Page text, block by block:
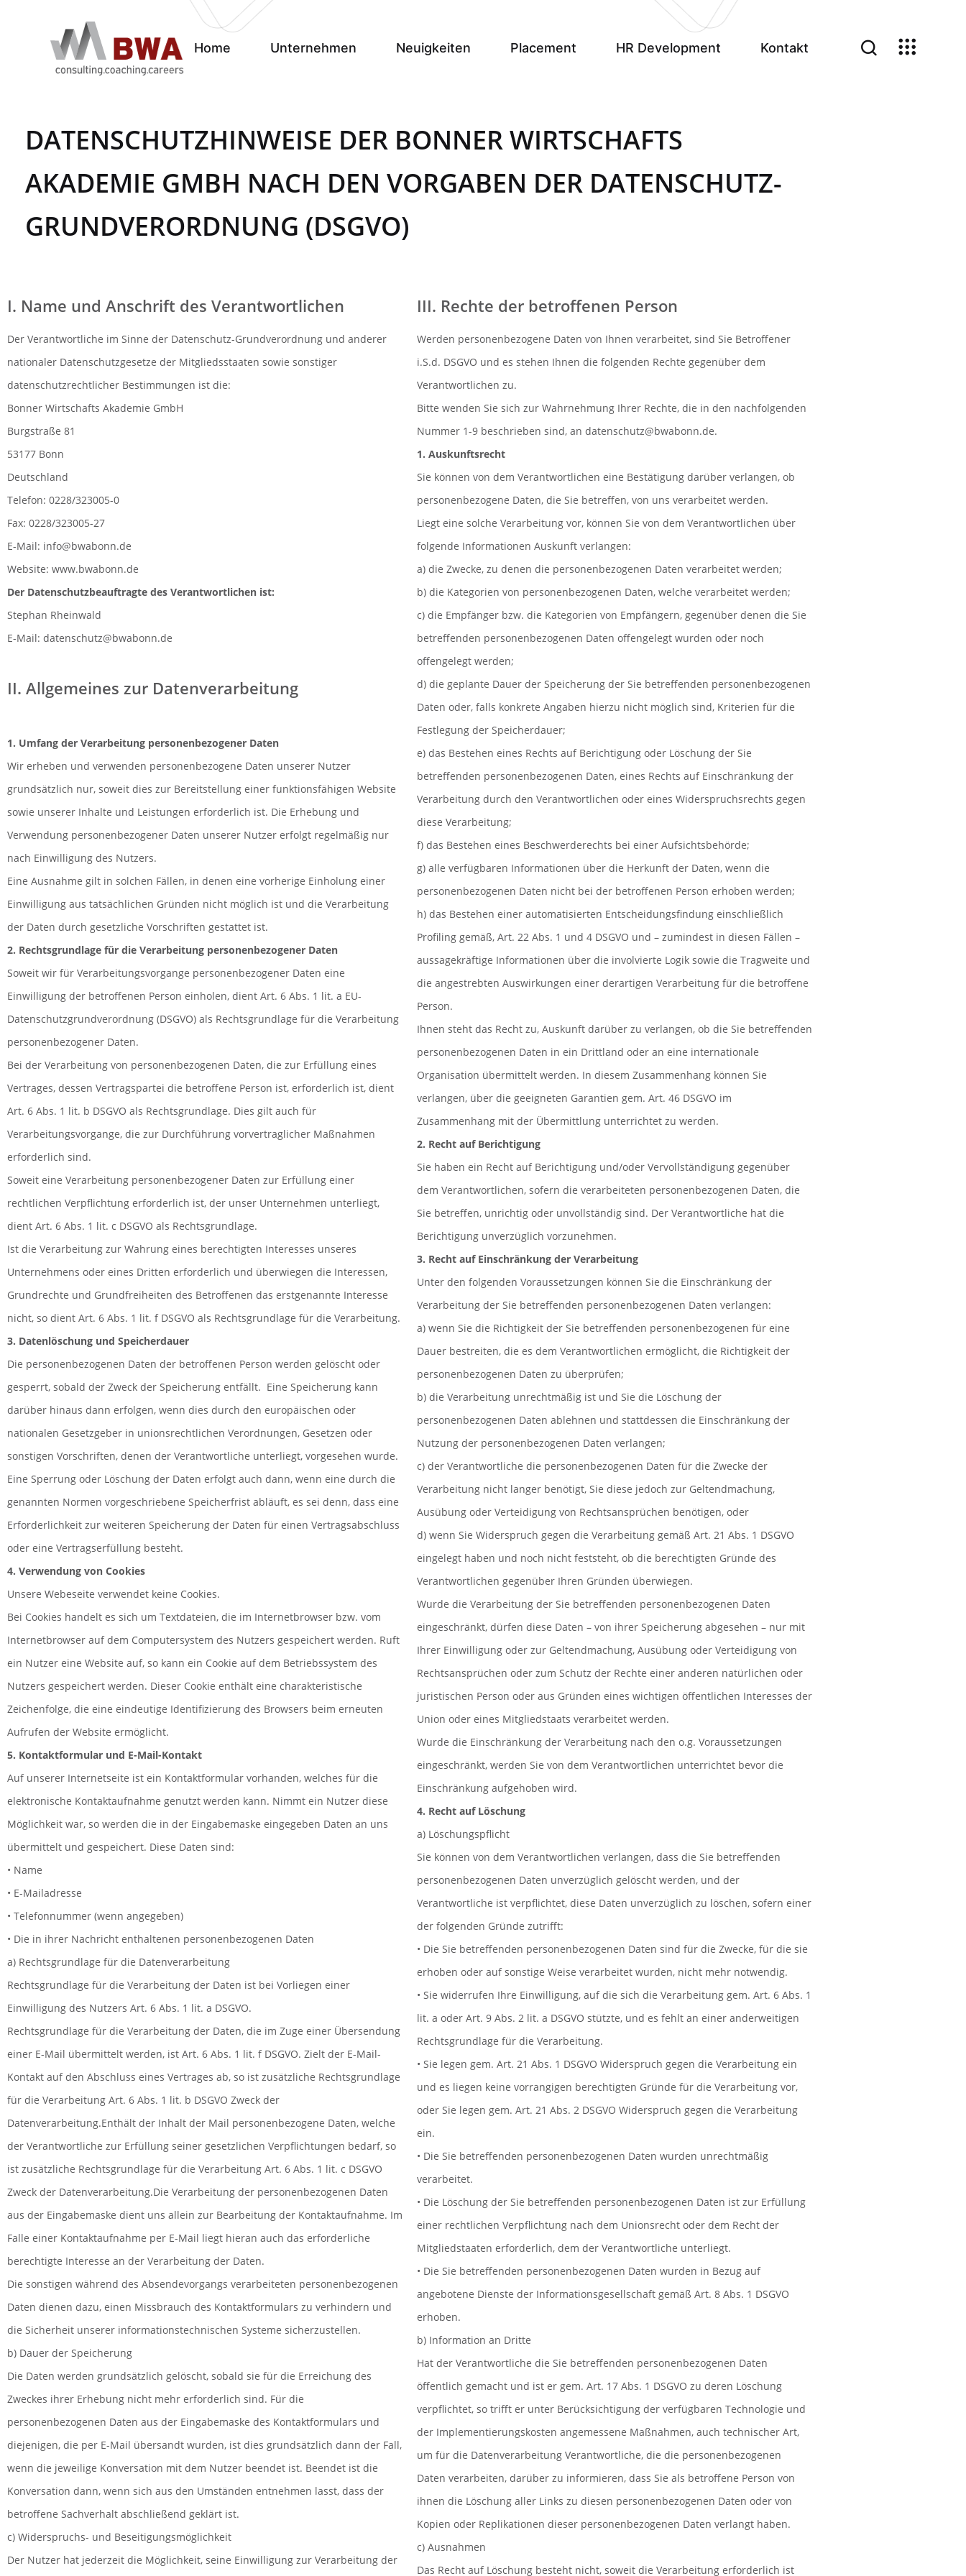
Home Unternehmen Neuigkeiten Placement HR Development Kontakt
DATENSCHUTZHINWEISE DER BONNER WIRTSCHAFTS
AKADEMIE GMBH NACH DEN VORGABEN DER DATENSCHUTZ-
GRUNDVERORDNUNG (DSGVO)
I. Name und Anschrift des Verantwortlichen
Der Verantwortliche im Sinne der Datenschutz-Grundverordnung und anderer
nationaler Datenschutzgesetze der Mitgliedsstaaten sowie sonstiger
datenschutzrechtlicher Bestimmungen ist die:
Bonner Wirtschafts Akademie GmbH
Burgstraße 81
53177 Bonn
Deutschland
Telefon: 0228/323005-0
Fax: 0228/323005-27
E-Mail: info@bwabonn.de
Website: www.bwabonn.de
Der Datenschutzbeauftragte des Verantwortlichen ist:
Stephan Rheinwald
E-Mail: datenschutz@bwabonn.de
II. Allgemeines zur Datenverarbeitung
1. Umfang der Verarbeitung personenbezogener Daten
Wir erheben und verwenden personenbezogene Daten unserer Nutzer
grundsätzlich nur, soweit dies zur Bereitstellung einer funktionsfähigen Website
sowie unserer Inhalte und Leistungen erforderlich ist. Die Erhebung und
Verwendung personenbezogener Daten unserer Nutzer erfolgt regelmäßig nur
nach Einwilligung des Nutzers.
Eine Ausnahme gilt in solchen Fällen, in denen eine vorherige Einholung einer
Einwilligung aus tatsächlichen Gründen nicht möglich ist und die Verarbeitung
der Daten durch gesetzliche Vorschriften gestattet ist.
2. Rechtsgrundlage für die Verarbeitung personenbezogener Daten
Soweit wir für Verarbeitungsvorgange personenbezogener Daten eine
Einwilligung der betroffenen Person einholen, dient Art. 6 Abs. 1 lit. a EU-
Datenschutzgrundverordnung (DSGVO) als Rechtsgrundlage für die Verarbeitung
personenbezogener Daten.
Bei der Verarbeitung von personenbezogenen Daten, die zur Erfüllung eines
Vertrages, dessen Vertragspartei die betroffene Person ist, erforderlich ist, dient
Art. 6 Abs. 1 lit. b DSGVO als Rechtsgrundlage. Dies gilt auch für
Verarbeitungsvorgange, die zur Durchführung vorvertraglicher Maßnahmen
erforderlich sind.
Soweit eine Verarbeitung personenbezogener Daten zur Erfüllung einer
rechtlichen Verpflichtung erforderlich ist, der unser Unternehmen unterliegt,
dient Art. 6 Abs. 1 lit. c DSGVO als Rechtsgrundlage.
Ist die Verarbeitung zur Wahrung eines berechtigten Interesses unseres
Unternehmens oder eines Dritten erforderlich und überwiegen die Interessen,
Grundrechte und Grundfreiheiten des Betroffenen das erstgenannte Interesse
nicht, so dient Art. 6 Abs. 1 lit. f DSGVO als Rechtsgrundlage für die Verarbeitung.
3. Datenlöschung und Speicherdauer
Die personenbezogenen Daten der betroffenen Person werden gelöscht oder
gesperrt, sobald der Zweck der Speicherung entfällt. Eine Speicherung kann
darüber hinaus dann erfolgen, wenn dies durch den europäischen oder
nationalen Gesetzgeber in unionsrechtlichen Verordnungen, Gesetzen oder
sonstigen Vorschriften, denen der Verantwortliche unterliegt, vorgesehen wurde.
Eine Sperrung oder Löschung der Daten erfolgt auch dann, wenn eine durch die
genannten Normen vorgeschriebene Speicherfrist abläuft, es sei denn, dass eine
Erforderlichkeit zur weiteren Speicherung der Daten für einen Vertragsabschluss
oder eine Vertragserfüllung besteht.
4. Verwendung von Cookies
Unsere Webeseite verwendet keine Cookies.
Bei Cookies handelt es sich um Textdateien, die im Internetbrowser bzw. vom
Internetbrowser auf dem Computersystem des Nutzers gespeichert werden. Ruft
ein Nutzer eine Website auf, so kann ein Cookie auf dem Betriebssystem des
Nutzers gespeichert werden. Dieser Cookie enthält eine charakteristische
Zeichenfolge, die eine eindeutige Identifizierung des Browsers beim erneuten
Aufrufen der Website ermöglicht.
5. Kontaktformular und E-Mail-Kontakt
Auf unserer Internetseite ist ein Kontaktformular vorhanden, welches für die
elektronische Kontaktaufnahme genutzt werden kann. Nimmt ein Nutzer diese
Möglichkeit war, so werden die in der Eingabemaske eingegeben Daten an uns
übermittelt und gespeichert. Diese Daten sind:
• Name
• E-Mailadresse
• Telefonnummer (wenn angegeben)
• Die in ihrer Nachricht enthaltenen personenbezogenen Daten
a) Rechtsgrundlage für die Datenverarbeitung
Rechtsgrundlage für die Verarbeitung der Daten ist bei Vorliegen einer
Einwilligung des Nutzers Art. 6 Abs. 1 lit. a DSGVO.
Rechtsgrundlage für die Verarbeitung der Daten, die im Zuge einer Übersendung
einer E-Mail übermittelt werden, ist Art. 6 Abs. 1 lit. f DSGVO. Zielt der E-Mail-
Kontakt auf den Abschluss eines Vertrages ab, so ist zusätzliche Rechtsgrundlage
für die Verarbeitung Art. 6 Abs. 1 lit. b DSGVO Zweck der
Datenverarbeitung.Enthält der Inhalt der Mail personenbezogene Daten, welche
der Verantwortliche zur Erfüllung seiner gesetzlichen Verpflichtungen bedarf, so
ist zusätzliche Rechtsgrundlage für die Verarbeitung Art. 6 Abs. 1 lit. c DSGVO
Zweck der Datenverarbeitung.Die Verarbeitung der personenbezogenen Daten
aus der Eingabemaske dient uns allein zur Bearbeitung der Kontaktaufnahme. Im
Falle einer Kontaktaufnahme per E-Mail liegt hieran auch das erforderliche
berechtigte Interesse an der Verarbeitung der Daten.
Die sonstigen während des Absendevorgangs verarbeiteten personenbezogenen
Daten dienen dazu, einen Missbrauch des Kontaktformulars zu verhindern und
die Sicherheit unserer informationstechnischen Systeme sicherzustellen.
b) Dauer der Speicherung
Die Daten werden grundsätzlich gelöscht, sobald sie für die Erreichung des
Zweckes ihrer Erhebung nicht mehr erforderlich sind. Für die
personenbezogenen Daten aus der Eingabemaske des Kontaktformulars und
diejenigen, die per E-Mail übersandt wurden, ist dies grundsätzlich dann der Fall,
wenn die jeweilige Konversation mit dem Nutzer beendet ist. Beendet ist die
Konversation dann, wenn sich aus den Umständen entnehmen lasst, dass der
betroffene Sachverhalt abschließend geklärt ist.
c) Widerspruchs- und Beseitigungsmöglichkeit
Der Nutzer hat jederzeit die Möglichkeit, seine Einwilligung zur Verarbeitung der
III. Rechte der betroffenen Person
Werden personenbezogene Daten von Ihnen verarbeitet, sind Sie Betroffener
i.S.d. DSGVO und es stehen Ihnen die folgenden Rechte gegenüber dem
Verantwortlichen zu.
Bitte wenden Sie sich zur Wahrnehmung Ihrer Rechte, die in den nachfolgenden
Nummer 1-9 beschrieben sind, an datenschutz@bwabonn.de.
1. Auskunftsrecht
Sie können von dem Verantwortlichen eine Bestätigung darüber verlangen, ob
personenbezogene Daten, die Sie betreffen, von uns verarbeitet werden.
Liegt eine solche Verarbeitung vor, können Sie von dem Verantwortlichen über
folgende Informationen Auskunft verlangen:
a) die Zwecke, zu denen die personenbezogenen Daten verarbeitet werden;
b) die Kategorien von personenbezogenen Daten, welche verarbeitet werden;
c) die Empfänger bzw. die Kategorien von Empfängern, gegenüber denen die Sie
betreffenden personenbezogenen Daten offengelegt wurden oder noch
offengelegt werden;
d) die geplante Dauer der Speicherung der Sie betreffenden personenbezogenen
Daten oder, falls konkrete Angaben hierzu nicht möglich sind, Kriterien für die
Festlegung der Speicherdauer;
e) das Bestehen eines Rechts auf Berichtigung oder Löschung der Sie
betreffenden personenbezogenen Daten, eines Rechts auf Einschränkung der
Verarbeitung durch den Verantwortlichen oder eines Widerspruchsrechts gegen
diese Verarbeitung;
f) das Bestehen eines Beschwerderechts bei einer Aufsichtsbehörde;
g) alle verfügbaren Informationen über die Herkunft der Daten, wenn die
personenbezogenen Daten nicht bei der betroffenen Person erhoben werden;
h) das Bestehen einer automatisierten Entscheidungsfindung einschließlich
Profiling gemäß, Art. 22 Abs. 1 und 4 DSGVO und – zumindest in diesen Fällen –
aussagekräftige Informationen über die involvierte Logik sowie die Tragweite und
die angestrebten Auswirkungen einer derartigen Verarbeitung für die betroffene
Person.
Ihnen steht das Recht zu, Auskunft darüber zu verlangen, ob die Sie betreffenden
personenbezogenen Daten in ein Drittland oder an eine internationale
Organisation übermittelt werden. In diesem Zusammenhang können Sie
verlangen, über die geeigneten Garantien gem. Art. 46 DSGVO im
Zusammenhang mit der Übermittlung unterrichtet zu werden.
2. Recht auf Berichtigung
Sie haben ein Recht auf Berichtigung und/oder Vervollständigung gegenüber
dem Verantwortlichen, sofern die verarbeiteten personenbezogenen Daten, die
Sie betreffen, unrichtig oder unvollständig sind. Der Verantwortliche hat die
Berichtigung unverzüglich vorzunehmen.
3. Recht auf Einschränkung der Verarbeitung
Unter den folgenden Voraussetzungen können Sie die Einschränkung der
Verarbeitung der Sie betreffenden personenbezogenen Daten verlangen:
a) wenn Sie die Richtigkeit der Sie betreffenden personenbezogenen für eine
Dauer bestreiten, die es dem Verantwortlichen ermöglicht, die Richtigkeit der
personenbezogenen Daten zu überprüfen;
b) die Verarbeitung unrechtmäßig ist und Sie die Löschung der
personenbezogenen Daten ablehnen und stattdessen die Einschränkung der
Nutzung der personenbezogenen Daten verlangen;
c) der Verantwortliche die personenbezogenen Daten für die Zwecke der
Verarbeitung nicht langer benötigt, Sie diese jedoch zur Geltendmachung,
Ausübung oder Verteidigung von Rechtsansprüchen benötigen, oder
d) wenn Sie Widerspruch gegen die Verarbeitung gemäß Art. 21 Abs. 1 DSGVO
eingelegt haben und noch nicht feststeht, ob die berechtigten Gründe des
Verantwortlichen gegenüber Ihren Gründen überwiegen.
Wurde die Verarbeitung der Sie betreffenden personenbezogenen Daten
eingeschränkt, dürfen diese Daten – von ihrer Speicherung abgesehen – nur mit
Ihrer Einwilligung oder zur Geltendmachung, Ausübung oder Verteidigung von
Rechtsansprüchen oder zum Schutz der Rechte einer anderen natürlichen oder
juristischen Person oder aus Gründen eines wichtigen öffentlichen Interesses der
Union oder eines Mitgliedstaats verarbeitet werden.
Wurde die Einschränkung der Verarbeitung nach den o.g. Voraussetzungen
eingeschränkt, werden Sie von dem Verantwortlichen unterrichtet bevor die
Einschränkung aufgehoben wird.
4. Recht auf Löschung
a) Löschungspflicht
Sie können von dem Verantwortlichen verlangen, dass die Sie betreffenden
personenbezogenen Daten unverzüglich gelöscht werden, und der
Verantwortliche ist verpflichtet, diese Daten unverzüglich zu löschen, sofern einer
der folgenden Gründe zutrifft:
• Die Sie betreffenden personenbezogenen Daten sind für die Zwecke, für die sie
erhoben oder auf sonstige Weise verarbeitet wurden, nicht mehr notwendig.
• Sie widerrufen Ihre Einwilligung, auf die sich die Verarbeitung gem. Art. 6 Abs. 1
lit. a oder Art. 9 Abs. 2 lit. a DSGVO stützte, und es fehlt an einer anderweitigen
Rechtsgrundlage für die Verarbeitung.
• Sie legen gem. Art. 21 Abs. 1 DSGVO Widerspruch gegen die Verarbeitung ein
und es liegen keine vorrangigen berechtigten Gründe für die Verarbeitung vor,
oder Sie legen gem. Art. 21 Abs. 2 DSGVO Widerspruch gegen die Verarbeitung
ein.
• Die Sie betreffenden personenbezogenen Daten wurden unrechtmäßig
verarbeitet.
• Die Löschung der Sie betreffenden personenbezogenen Daten ist zur Erfüllung
einer rechtlichen Verpflichtung nach dem Unionsrecht oder dem Recht der
Mitgliedstaaten erforderlich, dem der Verantwortliche unterliegt.
• Die Sie betreffenden personenbezogenen Daten wurden in Bezug auf
angebotene Dienste der Informationsgesellschaft gemäß Art. 8 Abs. 1 DSGVO
erhoben.
b) Information an Dritte
Hat der Verantwortliche die Sie betreffenden personenbezogenen Daten
öffentlich gemacht und ist er gem. Art. 17 Abs. 1 DSGVO zu deren Löschung
verpflichtet, so trifft er unter Berücksichtigung der verfügbaren Technologie und
der Implementierungskosten angemessene Maßnahmen, auch technischer Art,
um für die Datenverarbeitung Verantwortliche, die die personenbezogenen
Daten verarbeiten, darüber zu informieren, dass Sie als betroffene Person von
ihnen die Löschung aller Links zu diesen personenbezogenen Daten oder von
Kopien oder Replikationen dieser personenbezogenen Daten verlangt haben.
c) Ausnahmen
Das Recht auf Löschung besteht nicht, soweit die Verarbeitung erforderlich ist